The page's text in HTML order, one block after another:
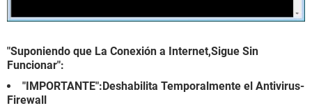
"Suponiendo que La Conexión a Internet,Sigue Sin
Funcionar":
"IMPORTANTE":Deshabilita Temporalmente el Antivirus-
Firewall